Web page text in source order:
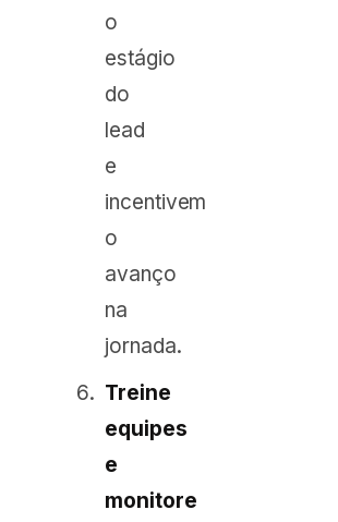
o
estágio
do
lead
e
incentivem
o
avanço
na
jornada.
Treine
equipes
e
monitore